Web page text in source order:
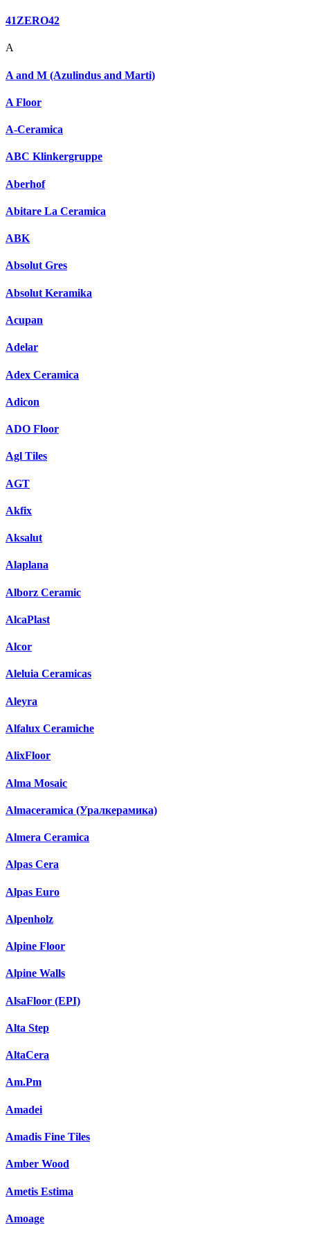
41ZERO42
A
A and M (Azulindus and Marti)
A Floor
A-Ceramica
ABC Klinkergruppe
Aberhof
Abitare La Ceramica
ABK
Absolut Gres
Absolut Keramika
Acupan
Adelar
Adex Ceramica
Adicon
ADO Floor
Agl Tiles
AGT
Akfix
Aksalut
Alaplana
Alborz Ceramic
AlcaPlast
Alcor
Aleluia Ceramicas
Aleyra
Alfalux Ceramiche
AlixFloor
Alma Mosaic
Almaceramica (Уралкерамика)
Almera Ceramica
Alpas Cera
Alpas Euro
Alpenholz
Alpine Floor
Alpine Walls
AlsaFloor (EPI)
Alta Step
AltaCera
Am.Pm
Amadei
Amadis Fine Tiles
Amber Wood
Ametis Estima
Amoage